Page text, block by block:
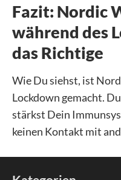
Fazit: Nordic
während des
das Richtige
Wie Du siehst, ist
Lockdown gemacht.
stärkst Dein
keinen Kontakt mit